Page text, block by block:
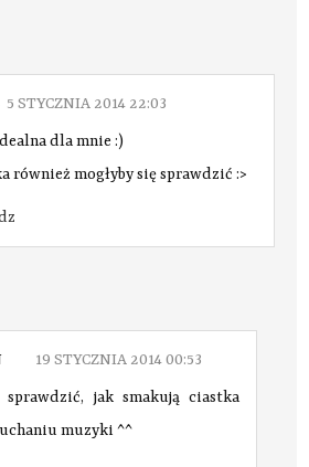
5 STYCZNIA 2014 22:03
dla mnie :)
również mogłyby się sprawdzić :>
19 STYCZNIA 2014 00:53
sprawdzić, jak smakują ciastka
muzyki ^^